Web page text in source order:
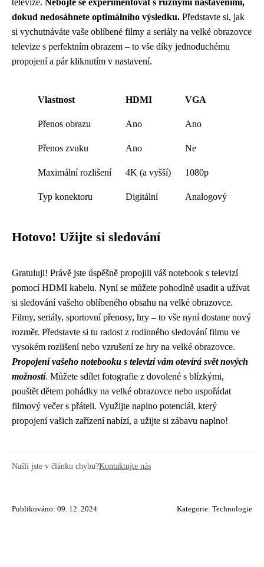
televize. Nebojte se experimentovat s různými nastaveními,
dokud nedosáhnete optimálního výsledku. Představte si, jak
si vychutnáváte vaše oblíbené filmy a seriály na velké obrazovce
televize s perfektním obrazem – to vše díky jednoduchému
propojení a pár kliknutím v nastavení.
Vlastnost HDMI VGA
Přenos obrazu Ano Ano
Přenos zvuku Ano Ne
Maximální rozlišení 4K (a vyšší) 1080p
Typ konektoru Digitální Analogový
Hotovo! Užijte si sledování
Gratuluji! Právě jste úspěšně propojili váš notebook s televizí
pomocí HDMI kabelu. Nyní se můžete pohodlně usadit a užívat
si sledování vašeho oblíbeného obsahu na velké obrazovce.
Filmy, seriály, sportovní přenosy, hry – to vše nyní dostane nový
rozměr. Představte si tu radost z rodinného sledování filmu ve
vysokém rozlišení nebo vzrušení ze hry na velké obrazovce.
Propojení vašeho notebooku s televizí vám otevírá svět nových
možností. Můžete sdílet fotografie z dovolené s blízkými,
pouštět dětem pohádky na velké obrazovce nebo uspořádat
filmový večer s přáteli. Využijte naplno potenciál, který
propojení vašich zařízení nabízí, a užijte si zábavu naplno!
Našli jste v článku chybu?Kontaktujte nás
Publikováno: 09. 12. 2024 Kategorie: Technologie